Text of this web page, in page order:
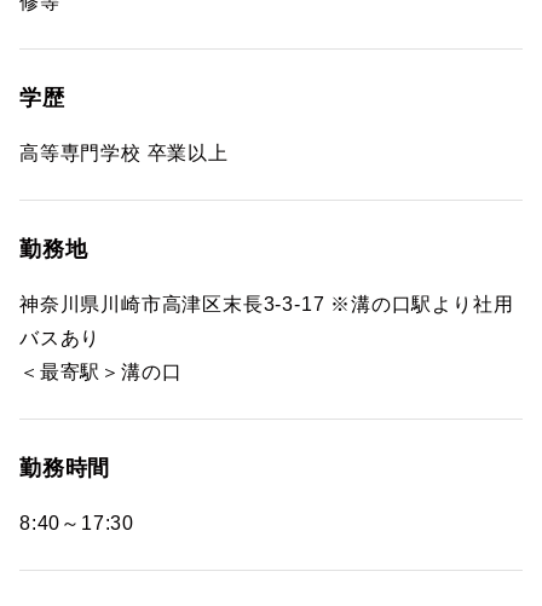
学歴
高等専門学校 卒業以上
勤務地
神奈川県川崎市高津区末長3-3-17 ※溝の口駅より社用
バスあり
＜最寄駅＞溝の口
勤務時間
8:40～17:30